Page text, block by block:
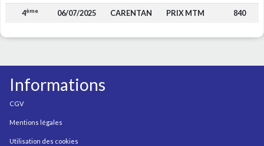
4ème 06/07/2025 CARENTAN PRIX MTM 840
Informations
CGV
Mentions légales
Utilisation des cookies